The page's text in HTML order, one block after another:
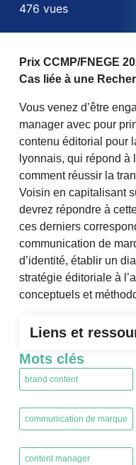
476 vues
Prix CCMP/FNEGE
Cas liée à une
Vous venez d’être
manager avec pour
contenu éditorial pour
lyonnais, qui répond à
comment réussir la
Voisin en capitalisant
devrez répondre à
ces derniers
communication de
d’identité, établir un
stratégie éditoriale à
conceptuels et
Liens et
Mots clés
brand content
communication de marque
content manager